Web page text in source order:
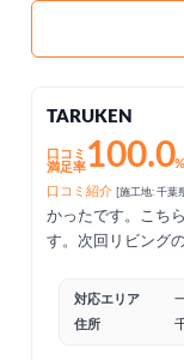
TARUKEN
口コミ
満足率100.0
口コミ紹介 [施工地: 千葉
かったです。こち
す。次回リビング
頂き、ありがとう
対応エリア
住所